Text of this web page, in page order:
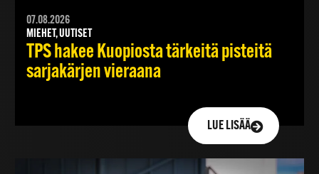
07.08.2026
MIEHET, UUTISET
TPS hakee Kuopiosta tärkeitä pisteitä
sarjakärjen vieraana
LUE LISÄÄ